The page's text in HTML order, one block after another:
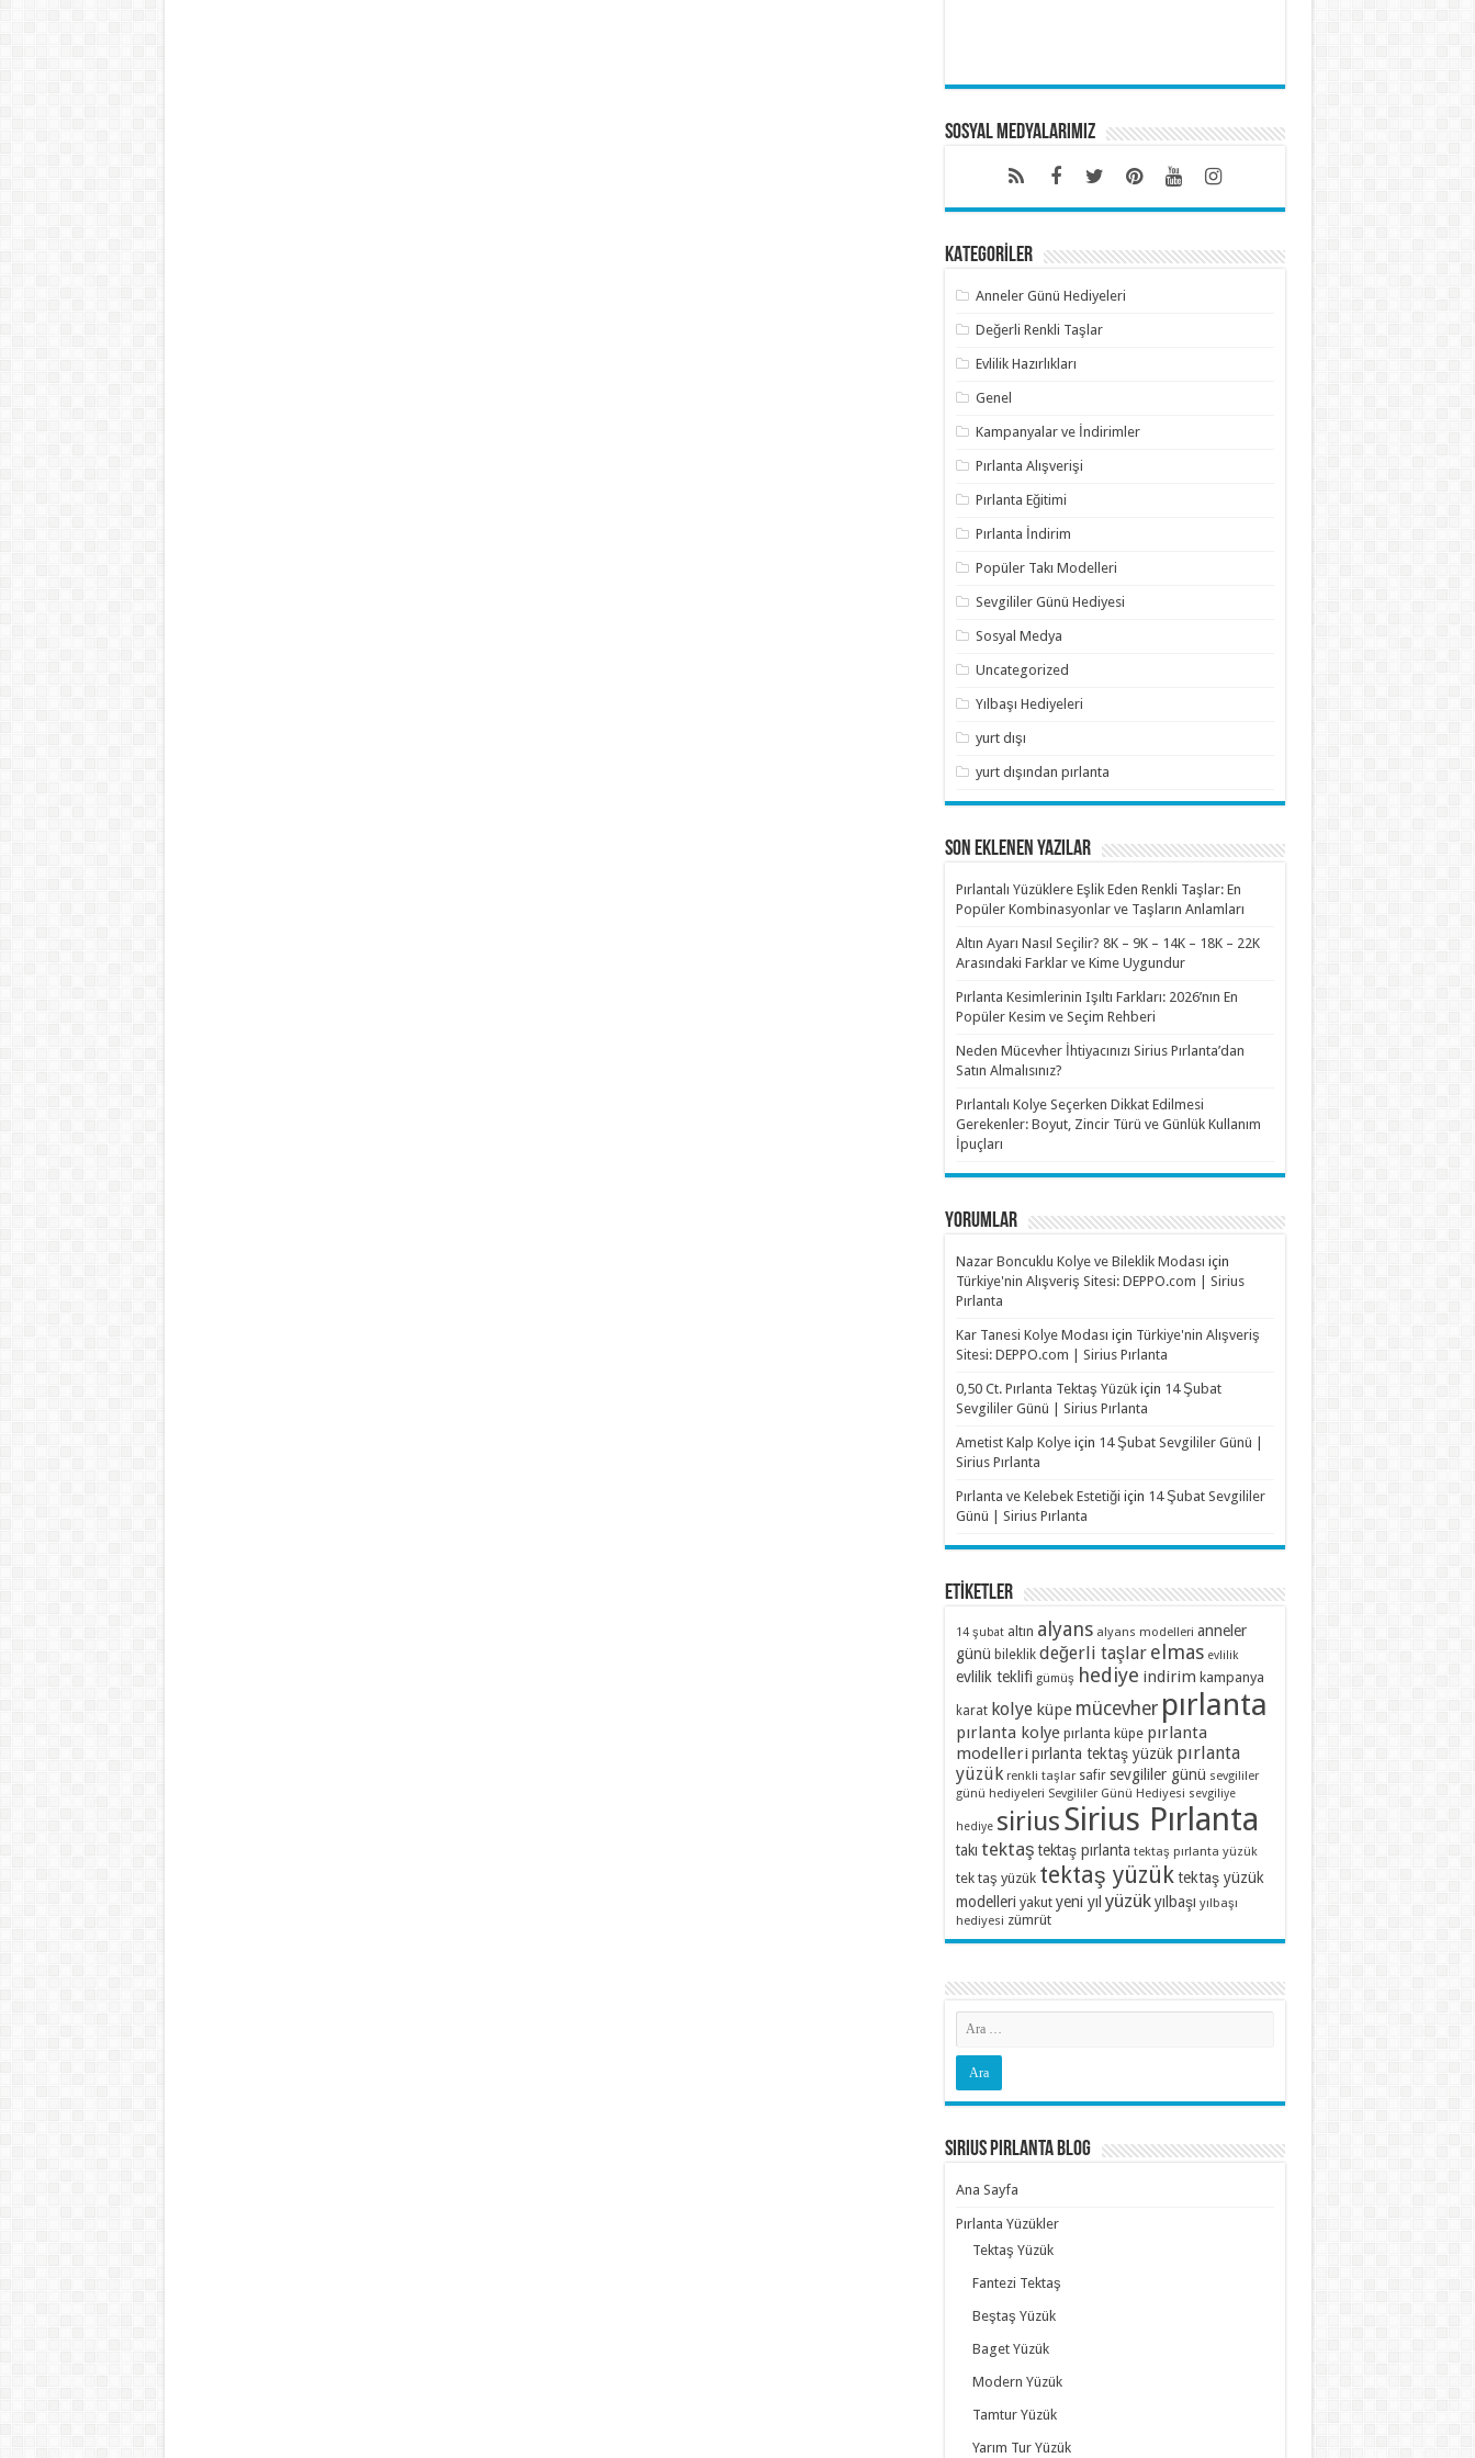
Sosyal Medyalarımız
KATEGORİLER
Anneler Günü Hediyeleri
Değerli Renkli Taşlar
Evlilik Hazırlıkları
Genel
Kampanyalar ve İndirimler
Pırlanta Alışverişi
Pırlanta Eğitimi
Pırlanta İndirim
Popüler Takı Modelleri
Sevgililer Günü Hediyesi
Sosyal Medya
Uncategorized
Yılbaşı Hediyeleri
yurt dışı
yurt dışından pırlanta
SON EKLENEN YAZILAR
Pırlantalı Yüzüklere Eşlik Eden Renkli Taşlar: En
Popüler Kombinasyonlar ve Taşların Anlamları
Altın Ayarı Nasıl Seçilir? 8K – 9K – 14K – 18K – 22K
Arasındaki Farklar ve Kime Uygundur
Pırlanta Kesimlerinin Işıltı Farkları: 2026’nın En
Popüler Kesim ve Seçim Rehberi
Neden Mücevher İhtiyacınızı Sirius Pırlanta’dan
Satın Almalısınız?
Pırlantalı Kolye Seçerken Dikkat Edilmesi
Gerekenler: Boyut, Zincir Türü ve Günlük Kullanım
İpuçları
YORUMLAR
Nazar Boncuklu Kolye ve Bileklik Modası için
Türkiye'nin Alışveriş Sitesi: DEPPO.com | Sirius
Pırlanta
Kar Tanesi Kolye Modası için Türkiye'nin Alışveriş
Sitesi: DEPPO.com | Sirius Pırlanta
0,50 Ct. Pırlanta Tektaş Yüzükiçin 14 Şubat
Sevgililer Günü | Sirius Pırlanta
Ametist Kalp Kolyeiçin 14 Şubat Sevgililer Günü |
Sirius Pırlanta
Pırlanta ve Kelebek Estetiği için 14 Şubat Sevgililer
Günü | Sirius Pırlanta
ETİKETLER
14 şubat altın alyans alyans modelleri anneler
günü bileklik değerli taşlar elmas evlilik
evlilik teklifi gümüş hediye indirim kampanya
karat kolye küpe mücevher pırlanta
pırlanta kolye pırlanta küpe pırlanta
modelleri pırlanta tektaş yüzük pırlanta
yüzük renkli taşlar safir sevgililer günü sevgililer
günü hediyeleri Sevgililer Günü Hediyesi sevgiliye
hediye siriusSirius Pırlanta
takı tektaş tektaş pırlanta tektaş pırlanta yüzük
tek taş yüzük tektaş yüzük tektaş yüzük
modelleri yakut yeni yıl yüzük yılbaşı yılbaşı
hediyesi zümrüt
Sirius Pırlanta Blog
Ana Sayfa
Pırlanta Yüzükler
Tektaş Yüzük
Fantezi Tektaş
Beştaş Yüzük
Baget Yüzük
Modern Yüzük
Tamtur Yüzük
Yarım Tur Yüzük